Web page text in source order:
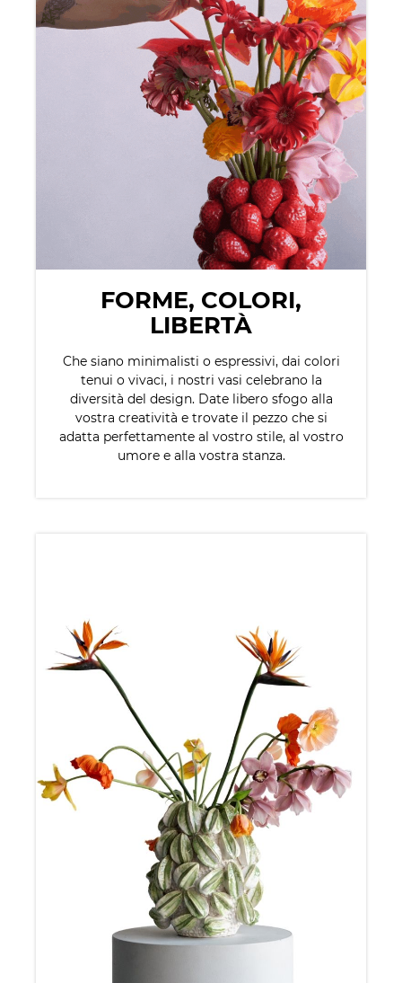
FORME, COLORI,
LIBERTÀ
Che siano minimalisti o espressivi, dai colori
tenui o vivaci, i nostri vasi celebrano la
diversità del design. Date libero sfogo alla
vostra creatività e trovate il pezzo che si
adatta perfettamente al vostro stile, al vostro
umore e alla vostra stanza.